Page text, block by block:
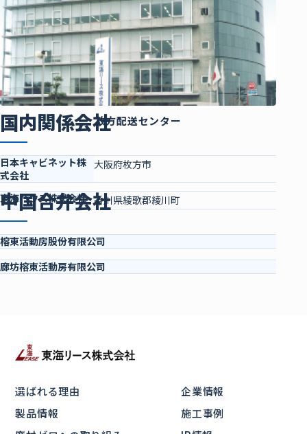
枚方配送センター
国内関係会社
日本キャビネット株
式会社
大阪府枚方市
東海ハウス株式会社 香川県綾歌郡綾川町
中国合弁会社
榕東活動房股份有限公司
廊坊榕東活動房有限公司
選ばれる理由
企業情報
製品情報
施工事例